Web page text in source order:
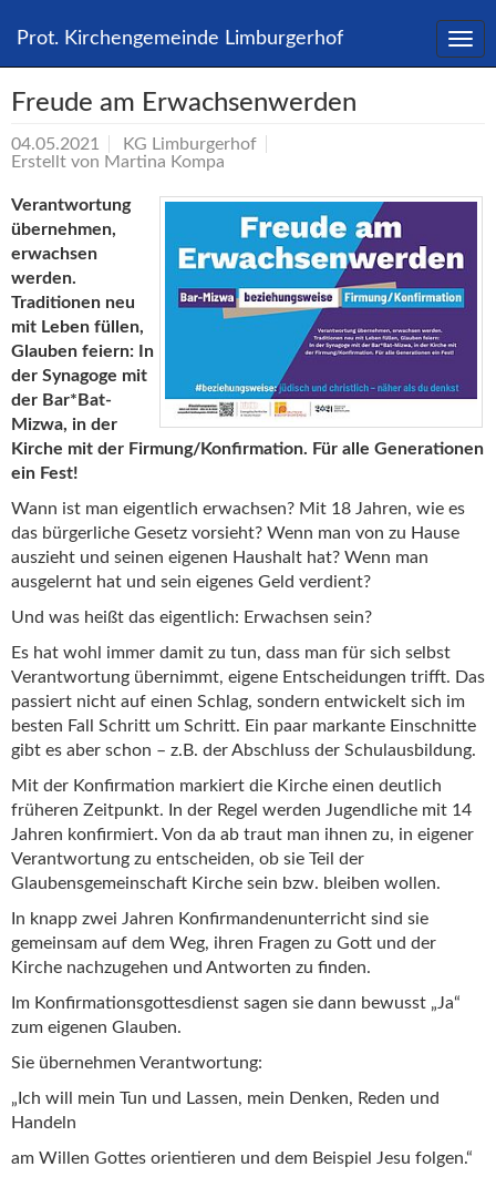
Prot. Kirchengemeinde Limburgerhof
zum
Freude am Erwachsenwerden
04.05.2021
KG Limburgerhof
Erstellt von Martina Kompa
Verantwortung
übernehmen,
erwachsen
werden.
Traditionen neu
mit Leben füllen,
Glauben feiern: In
der Synagoge mit
der Bar*Bat-
Mizwa, in der
Kirche mit der Firmung/Konfirmation. Für alle Generationen
ein Fest!
Wann ist man eigentlich erwachsen? Mit 18 Jahren, wie es
das bürgerliche Gesetz vorsieht? Wenn man von zu Hause
auszieht und seinen eigenen Haushalt hat? Wenn man
ausgelernt hat und sein eigenes Geld verdient?
Und was heißt das eigentlich: Erwachsen sein?
Es hat wohl immer damit zu tun, dass man für sich selbst
Verantwortung übernimmt, eigene Entscheidungen trifft. Das
passiert nicht auf einen Schlag, sondern entwickelt sich im
besten Fall Schritt um Schritt. Ein paar markante Einschnitte
gibt es aber schon – z.B. der Abschluss der Schulausbildung.
Mit der Konfirmation markiert die Kirche einen deutlich
früheren Zeitpunkt. In der Regel werden Jugendliche mit 14
Jahren konfirmiert. Von da ab traut man ihnen zu, in eigener
Verantwortung zu entscheiden, ob sie Teil der
Glaubensgemeinschaft Kirche sein bzw. bleiben wollen.
In knapp zwei Jahren Konfirmandenunterricht sind sie
gemeinsam auf dem Weg, ihren Fragen zu Gott und der
Kirche nachzugehen und Antworten zu finden.
Im Konfirmationsgottesdienst sagen sie dann bewusst „Ja“
zum eigenen Glauben.
Sie übernehmen Verantwortung:
„Ich will mein Tun und Lassen, mein Denken, Reden und
Handeln
am Willen Gottes orientieren und dem Beispiel Jesu folgen.“